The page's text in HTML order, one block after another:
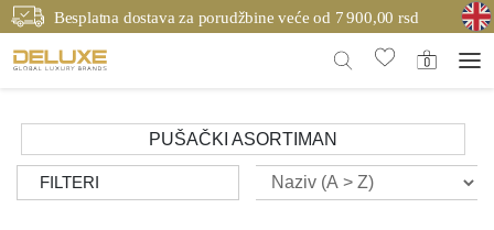
Besplatna dostava za porudžbine veće od 7 900,00 rsd
PUŠAČKI ASORTIMAN
FILTERI